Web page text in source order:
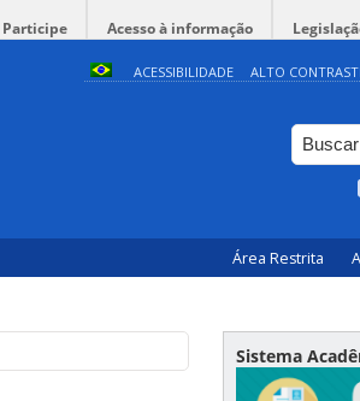
Participe Acesso à informação
ACESSIBILIDADE ALTO
Área Restrita
Sistema